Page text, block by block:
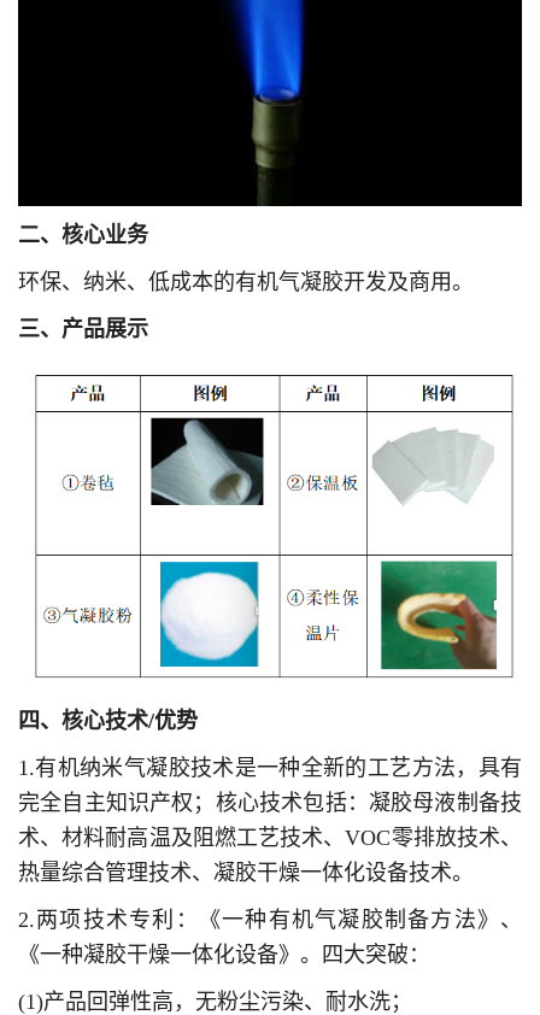
二、核心业务
环保、纳米、低成本的有机气凝胶开发及商用。
三、产品展示
四、核心技术/优势
1.有机纳米气凝胶技术是一种全新的工艺方法，具有
完全自主知识产权； 核心技术包括：凝胶母液制备技
术、材料耐高温及阻燃工艺技术、VOC零排放技术、
热量综合管理技术、凝胶干燥一体化设备技术。
2.两项技术专利：《一种有机气凝胶制备方法》、
《一种凝胶干燥一体化设备》。
四大突破：
(1)产品回弹性高，无粉尘污染、耐水洗；